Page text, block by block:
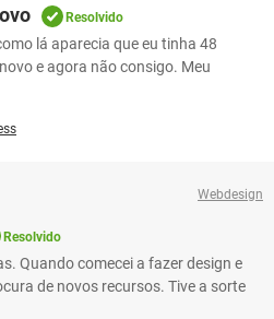
Resolvido
lá aparecia que eu tinha 48
e agora não consigo. Meu
Webdesign
Resolvido
Quando comecei a fazer design e
de novos recursos. Tive a sorte